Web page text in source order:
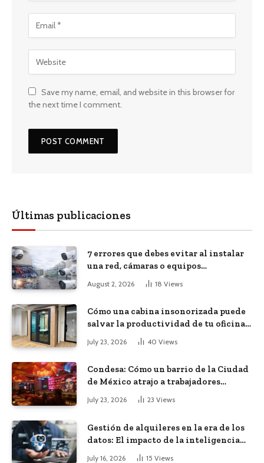
Save my name, email, and website in this browser for
the next time I comment.
Últimas publicaciones
7 errores que debes evitar al instalar
una red, cámaras o equipos
tecnológicos en una empresa
August 2, 2026 18 Views
Cómo una cabina insonorizada puede
salvar la productividad de tu oficina
July 23, 2026 40 Views
Condesa: Cómo un barrio de la Ciudad
de México atrajo a trabajadores
remotos de todo el mundo
July 23, 2026 23 Views
Gestión de alquileres en la era de los
datos: El impacto de la inteligencia
July 16, 2026 15 Views